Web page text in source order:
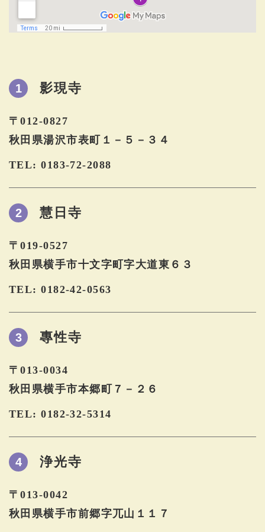
1 影現寺
〒012-0827
秋田県湯沢市表町１－５－３４
TEL: 0183-72-2088
2 慧日寺
〒019-0527
秋田県横手市十文字町字大道東６３
TEL: 0182-42-0563
3 專性寺
〒013-0034
秋田県横手市本郷町７－２６
TEL: 0182-32-5314
4 浄光寺
〒013-0042
秋田県横手市前郷字兀山１１７